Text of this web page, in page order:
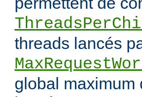
threads lancés
global maximum